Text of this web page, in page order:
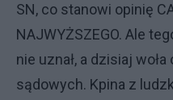
SN, co stanowi opinię
NAJWYŻSZEGO. Ale
nie uznał, a dzisiaj
sądowych. Kpina z